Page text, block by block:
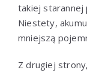
takiej starannej
Niestety,
mniejszą
Z drugiej